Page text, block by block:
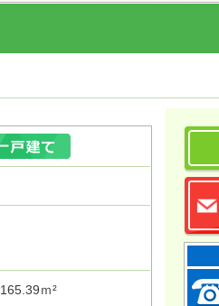
165.39ｍ²